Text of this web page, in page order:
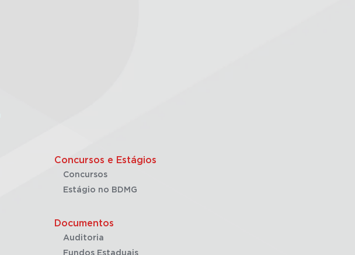
Concursos e Estágios
Concursos
Estágio no BDMG
Documentos
Auditoria
Fundos Estaduais